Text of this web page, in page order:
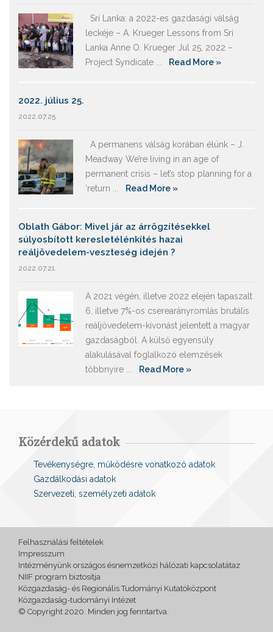
Srí Lanka: a 2022-es gazdasági válság
leckéje – A. Krueger Lessons from Sri
Lanka Anne O. Krueger Jul 25, 2022 –
Project Syndicate ...
Read More »
2022. július 25.
2022.07.25.
A permanens válság korában élünk – J.
Meadway We’re living in an age of
permanent crisis – let’s stop planning for a
‘return ...
Read More »
Oblath Gábor: Mivel jár az árrögzítésekkel
súlyosbított keresletélénkítés hazai
reáljövedelem-veszteség idején ?
2022.07.21.
A 2021 végén, illetve 2022 elején tapaszalt
6, illetve 7%-os cserearányromlás brutális
reáljövedelem-kivonást jelentett a magyar
gazdaságból. A külső egyensúly
alakulásával foglalkozó elemzések
többnyire ...
Read More »
Közérdekű adatok
Tevékenységre, működésre vonatkozó adatok
Gazdálkodási adatok
Szervezeti, személyzeti adatok
Felhasználási feltételek
Impresszum
Intézményünk országos ésnemzetközi hálózati kapcsolatátaz
NIIF program biztosítja
Közgazdaság- és Regionális Tudományi Kutatóközpont
Közgazdaság-tudományi Intézet
© Copyright 2020. Minden jog fenntartva.